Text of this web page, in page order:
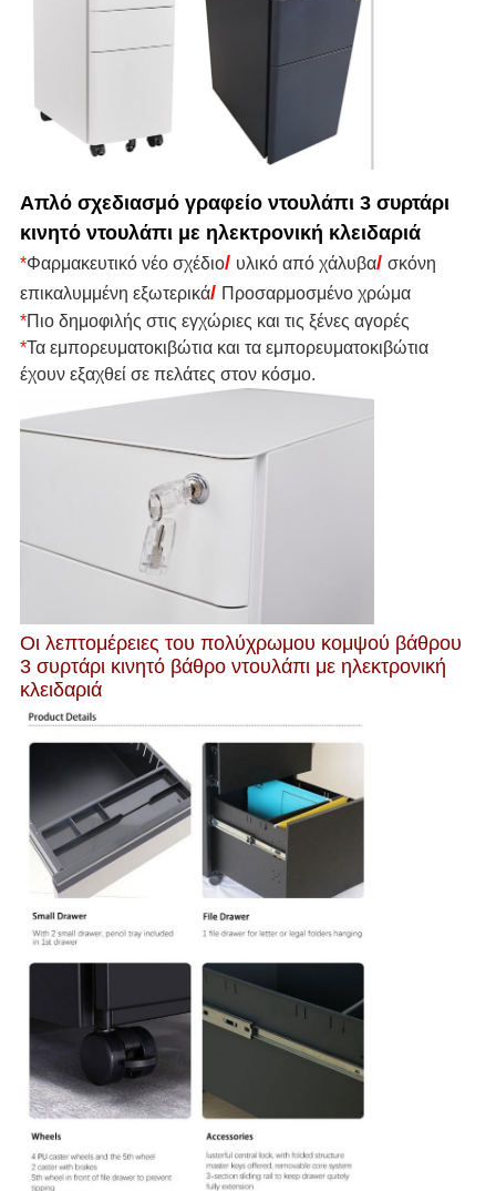
Απλό σχεδιασμό γραφείο ντουλάπι 3 συρτάρι
κινητό ντουλάπι με ηλεκτρονική κλειδαριά
*Φαρμακευτικό νέο σχέδιο/ υλικό από χάλυβα/ σκόνη
επικαλυμμένη εξωτερικά/ Προσαρμοσμένο χρώμα
*Πιο δημοφιλής στις εγχώριες και τις ξένες αγορές
*Τα εμπορευματοκιβώτια και τα εμπορευματοκιβώτια
έχουν εξαχθεί σε πελάτες στον κόσμο.
Οι λεπτομέρειες του πολύχρωμου κομψού βάθρου
3 συρτάρι κινητό βάθρο ντουλάπι με ηλεκτρονική
κλειδαριά